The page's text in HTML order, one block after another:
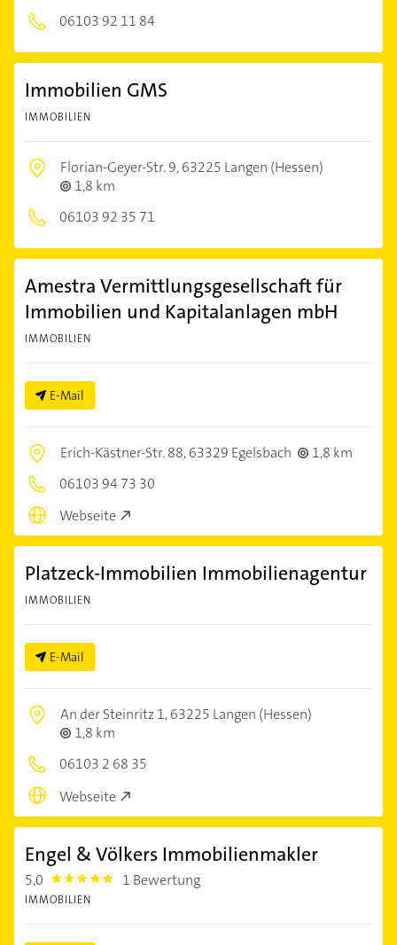
06103 92 11 84
Immobilien GMS
IMMOBILIEN
Florian-Geyer-Str. 9,63225 Langen (Hessen)
1,8 km
06103 92 35 71
Amestra Vermittlungsgesellschaft für
Immobilien und Kapitalanlagen mbH
IMMOBILIEN
E-Mail
Erich-Kästner-Str. 88,63329 Egelsbach
1,8 km
06103 94 73 30
Webseite
Platzeck-Immobilien Immobilienagentur
IMMOBILIEN
E-Mail
An der Steinritz 1,63225 Langen (Hessen)
1,8 km
06103 2 68 35
Webseite
Engel & Völkers Immobilienmakler
5,0 5.0 1 Bewertung
IMMOBILIEN